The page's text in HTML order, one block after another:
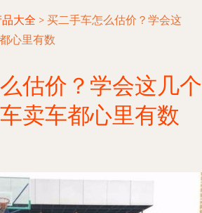
品大全 > 买二手车怎么估价？学会这
心里有数
估价？学会这几个
卖车都心里有数